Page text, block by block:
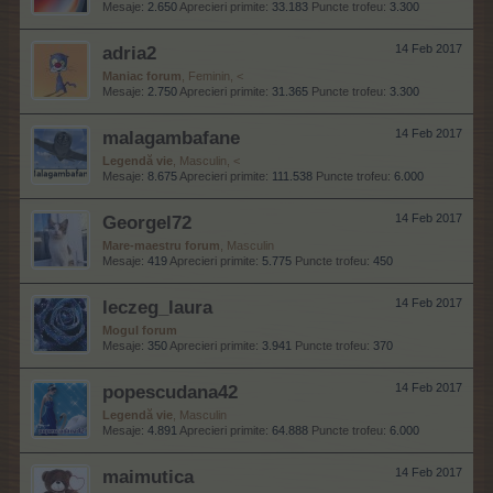
Mesaje: 2.650 Aprecieri primite: 33.183 Puncte trofeu: 3.300
14 Feb 2017
adria2
Maniac forum , Feminin, <
Mesaje: 2.750 Aprecieri primite: 31.365 Puncte trofeu: 3.300
14 Feb 2017
malagambafane
Legendă vie , Masculin, <
Mesaje: 8.675 Aprecieri primite: 111.538 Puncte trofeu: 6.000
14 Feb 2017
Georgel72
Mare-maestru forum , Masculin
Mesaje: 419 Aprecieri primite: 5.775 Puncte trofeu: 450
14 Feb 2017
leczeg_laura
Mogul forum
Mesaje: 350 Aprecieri primite: 3.941 Puncte trofeu: 370
14 Feb 2017
popescudana42
Legendă vie , Masculin
Mesaje: 4.891 Aprecieri primite: 64.888 Puncte trofeu: 6.000
14 Feb 2017
maimutica